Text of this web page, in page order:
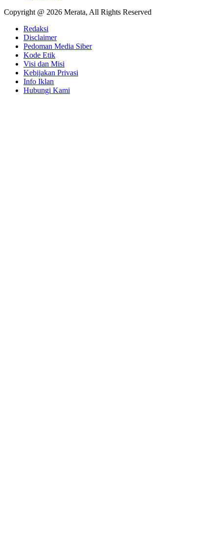
Copyright @ 2026 Merata, All Rights Reserved
Redaksi
Disclaimer
Pedoman Media Siber
Kode Etik
Visi dan Misi
Kebijakan Privasi
Info Iklan
Hubungi Kami